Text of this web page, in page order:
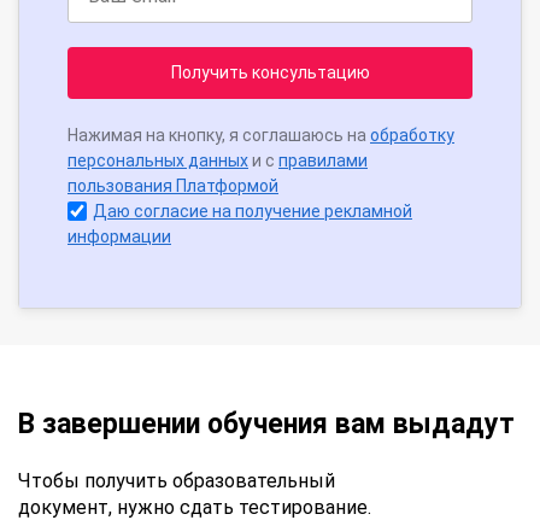
Получить консультацию
Нажимая на кнопку, я соглашаюсь на обработку
персональных данныхи с правилами
пользования Платформой
Даю согласие на получение рекламной
информации
В завершении обучения вам выдадут
Чтобы получить образовательный
документ, нужно сдать тестирование.